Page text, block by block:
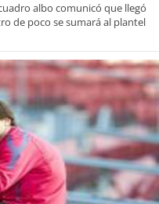
albo comunicó que llegó
de poco se sumará al plantel